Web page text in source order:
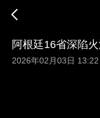
阿根廷16省深陷
2026年02月03日 13:22